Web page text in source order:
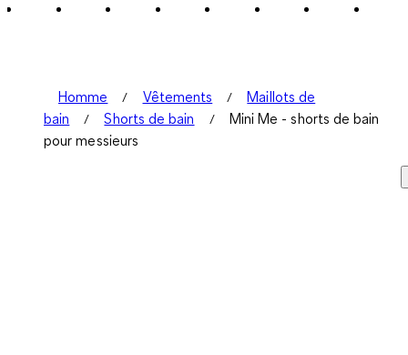
Homme Vêtements
Maillots de
bain
Shorts de bain
Mini Me - shorts de bain
pour messieurs